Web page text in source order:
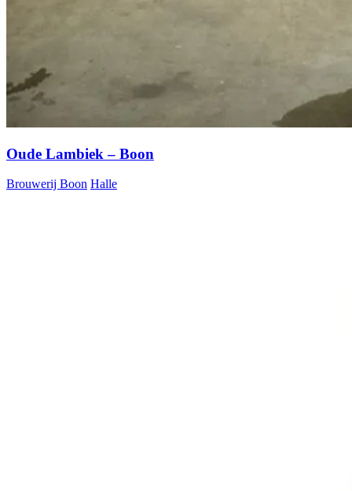
Oude Lambiek – Boon
Brouwerij Boon Halle